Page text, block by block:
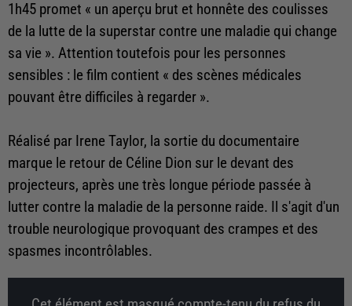
1h45 promet « un aperçu brut et honnête des coulisses
de la lutte de la superstar contre une maladie qui change
sa vie ». Attention toutefois pour les personnes
sensibles : le film contient « des scènes médicales
pouvant être difficiles à regarder ».
Réalisé par Irene Taylor, la sortie du documentaire
marque le retour de Céline Dion sur le devant des
projecteurs, après une très longue période passée à
lutter contre la maladie de la personne raide. Il s'agit d'un
trouble neurologique provoquant des crampes et des
spasmes incontrôlables.